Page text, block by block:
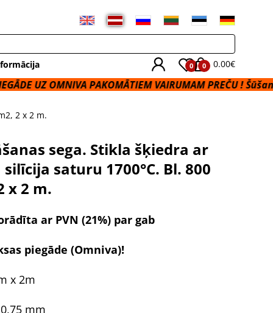
0 0 0.00€
PAKOMĀTIEM VAIRUMAM PREČU ! Šūšanas
2 x 2 m.
sega. Stikla šķiedra ar
saturu 1700°C. Bl. 800
x 2 m.
ar PVN (21%) par gab
piegāde (Omniva)!
x 2m
mm